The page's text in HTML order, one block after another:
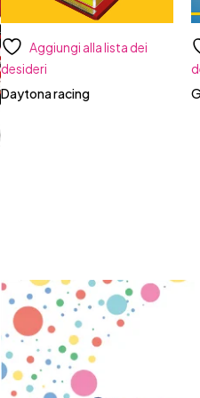
Aggiungi alla lista dei
desideri
Go goal